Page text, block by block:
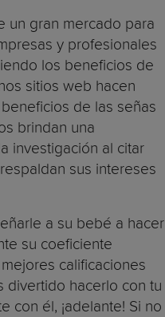
un gran mercado para
y profesionales
los beneficios de
sitios web hacen
de las señas
brindan una
investigación al citar
sus intereses
a su bebé a hacer
su coeficiente
calificaciones
divertido hacerlo con tu
con él, ¡adelante! Si no